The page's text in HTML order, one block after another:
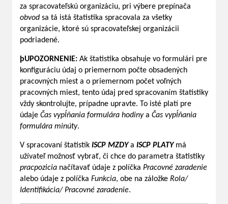
za spracovateľskú organizáciu, pri výbere prepínača
obvod sa tá istá štatistika spracovala za všetky
organizácie, ktoré sú spracovateľskej organizácii
podriadené.
þUPOZORNENIE: Ak štatistika obsahuje vo formulári pre
konfiguráciu údaj o priemernom počte obsadených
pracovných miest a o priemernom počet voľných
pracovných miest, tento údaj pred spracovaním štatistiky
vždy skontrolujte, prípadne upravte. To isté platí pre
údaje Čas vypĺňania formulára hodinya Čas vypĺňania
formulára minúty.
V spracovaní štatistík ISCP MZDYa ISCP PLATYmá
užívateľ možnosť vybrať, či chce do parametra štatistiky
pracpozicia načítavať údaje z políčka Pracovné zaradenie
alebo údaje z políčka Funkcia, obe na záložke Rola/
Identifikácia/ Pracovné zaradenie.